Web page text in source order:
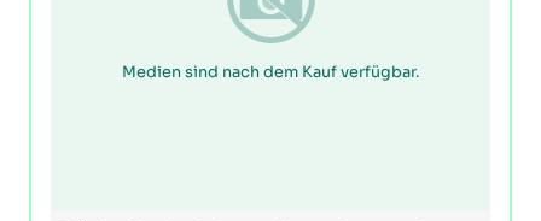
Medien sind nach dem Kauf verfügbar.